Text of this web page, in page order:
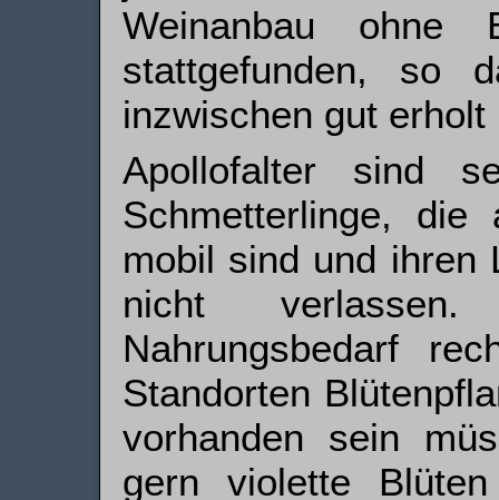
Weinanbau ohne
stattgefunden, so
inzwischen gut erholt
Apollofalter sind
Schmetterlinge, die
mobil sind und ihren
nicht
Nahrungsbedarf
Standorten
vorhanden sein
gern violette